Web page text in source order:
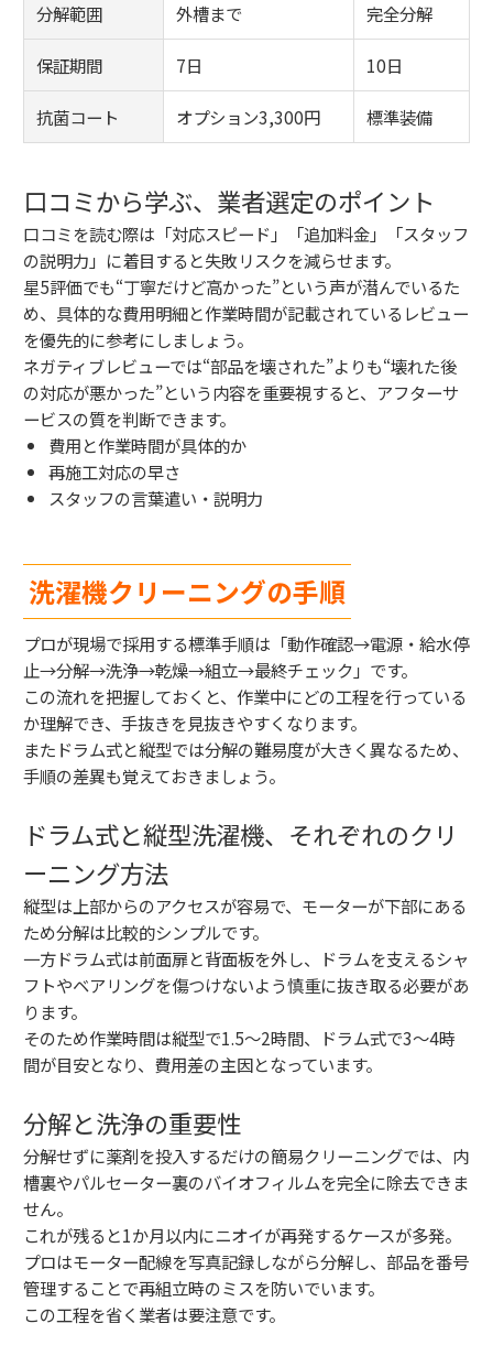
分解範囲 外槽まで 完全分解
保証期間 7日 10日
抗菌コート オプション3,300円 標準装備
口コミから学ぶ、業者選定のポイント
口コミを読む際は「対応スピード」「追加料金」「スタッフ
の説明力」に着目すると失敗リスクを減らせます。
星5評価でも“丁寧だけど高かった”という声が潜んでいるた
め、具体的な費用明細と作業時間が記載されているレビュー
を優先的に参考にしましょう。
ネガティブレビューでは“部品を壊された”よりも“壊れた後
の対応が悪かった”という内容を重要視すると、アフターサ
ービスの質を判断できます。
費用と作業時間が具体的か
再施工対応の早さ
スタッフの言葉遣い・説明力
洗濯機クリーニングの手順
プロが現場で採用する標準手順は「動作確認→電源・給水停
止→分解→洗浄→乾燥→組立→最終チェック」です。
この流れを把握しておくと、作業中にどの工程を行っている
か理解でき、手抜きを見抜きやすくなります。
またドラム式と縦型では分解の難易度が大きく異なるため、
手順の差異も覚えておきましょう。
ドラム式と縦型洗濯機、それぞれのクリ
ーニング方法
縦型は上部からのアクセスが容易で、モーターが下部にある
ため分解は比較的シンプルです。
一方ドラム式は前面扉と背面板を外し、ドラムを支えるシャ
フトやベアリングを傷つけないよう慎重に抜き取る必要があ
ります。
そのため作業時間は縦型で1.5〜2時間、ドラム式で3〜4時
間が目安となり、費用差の主因となっています。
分解と洗浄の重要性
分解せずに薬剤を投入するだけの簡易クリーニングでは、内
槽裏やパルセーター裏のバイオフィルムを完全に除去できま
せん。
これが残ると1か月以内にニオイが再発するケースが多発。
プロはモーター配線を写真記録しながら分解し、部品を番号
管理することで再組立時のミスを防いでいます。
この工程を省く業者は要注意です。